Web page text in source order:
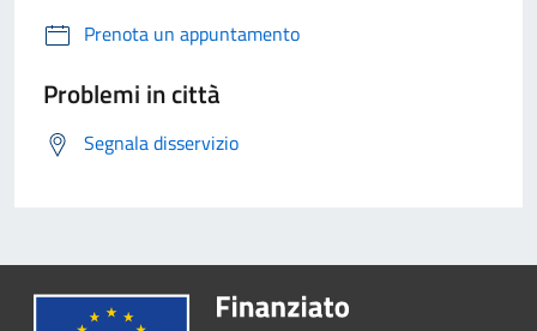
Prenota un appuntamento
Problemi in città
Segnala disservizio